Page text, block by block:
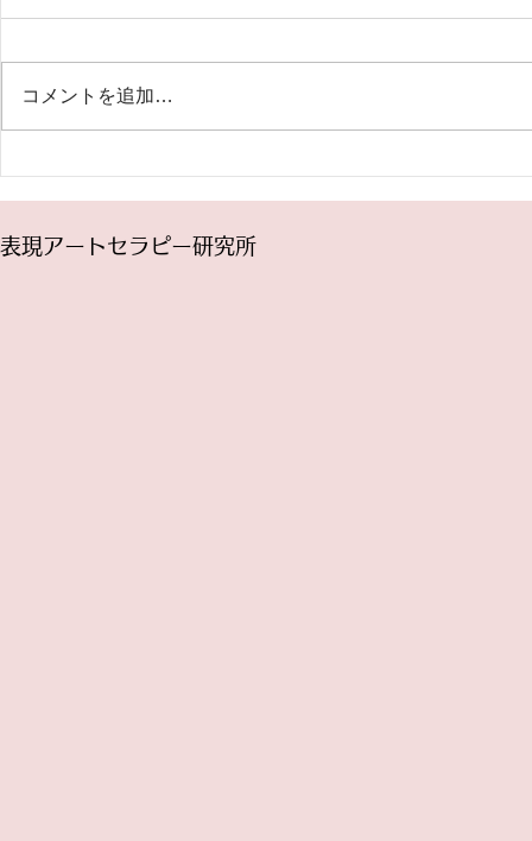
2024年度のトレーニングコース
は7月から始まります。 トレーニ
ファシリテーター養成プログラム
ッフの福利厚生のために授業料を
ら、どんな
コメントを追加…
表現アートセラピー研究所